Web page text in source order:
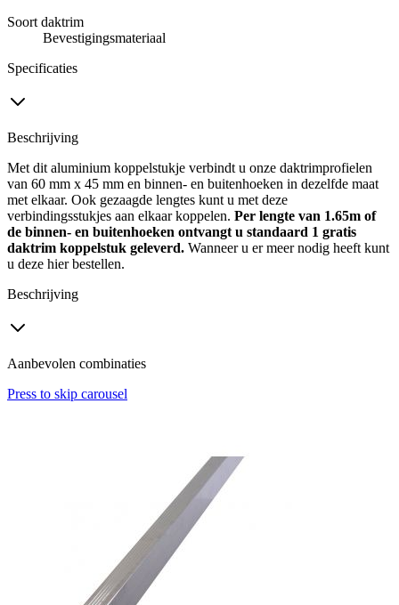
Soort daktrim
Bevestigingsmateriaal
Specificaties
Beschrijving
Met dit aluminium koppelstukje verbindt u onze daktrimprofielen
van 60 mm x 45 mm en binnen- en buitenhoeken in dezelfde maat
met elkaar. Ook gezaagde lengtes kunt u met deze
verbindingsstukjes aan elkaar koppelen. Per lengte van 1.65m of
de binnen- en buitenhoeken ontvangt u standaard 1 gratis
daktrim koppelstuk geleverd. Wanneer u er meer nodig heeft kunt
u deze hier bestellen.
Beschrijving
Aanbevolen combinaties
Press to skip carousel